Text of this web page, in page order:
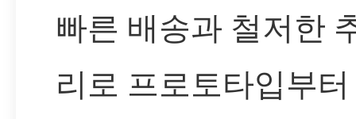
빠른 배송과 철저한
리로 프로토타입부